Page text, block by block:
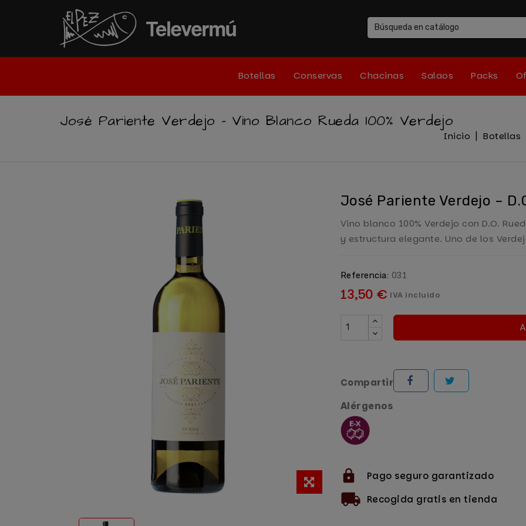
Botellas Conservas Chacinas Salaos Packs
José Pariente Verdejo – Vino Blanco Rueda 100% Verdejo
Inicio Botellas
José Pariente Verdejo –
Vino blanco 100% Verdejo con D.O.
y estructura elegante. Uno de los
Referencia: 031
13,50 € IVA incluido
Compartir
Alérgenos
Pago seguro garantizado
Recogida gratis en tienda